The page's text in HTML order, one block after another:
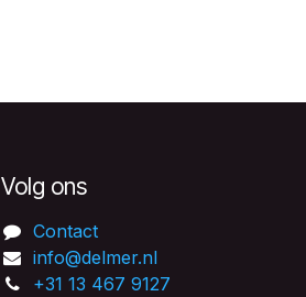
Volg ons
Contact
info@delmer.nl
+31 13 467 9127